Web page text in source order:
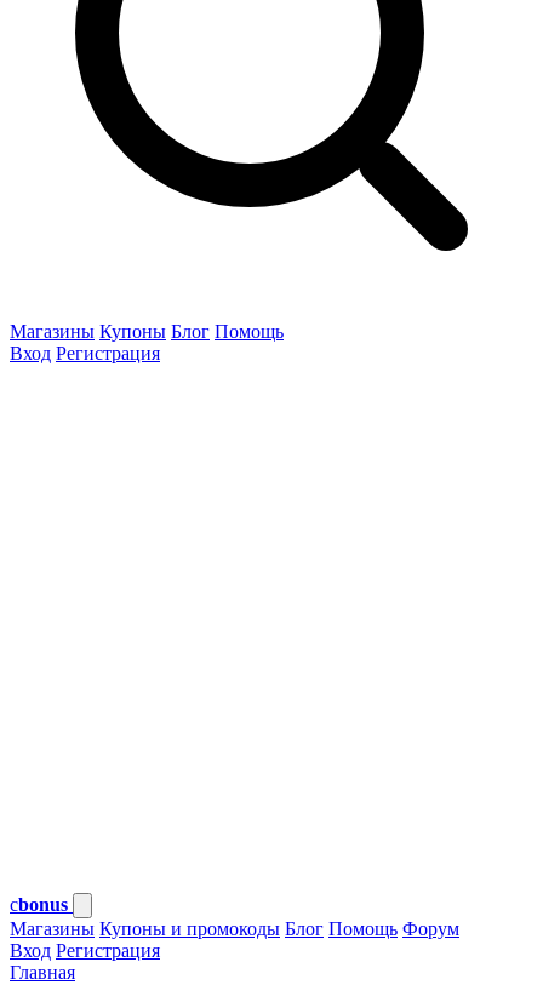
Магазины Купоны Блог Помощь
Вход Регистрация
cbonus
Магазины Купоны и промокоды Блог Помощь Форум
Вход Регистрация
Главная